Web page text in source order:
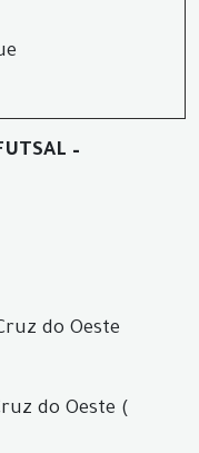
–
do Oeste
do Oeste (